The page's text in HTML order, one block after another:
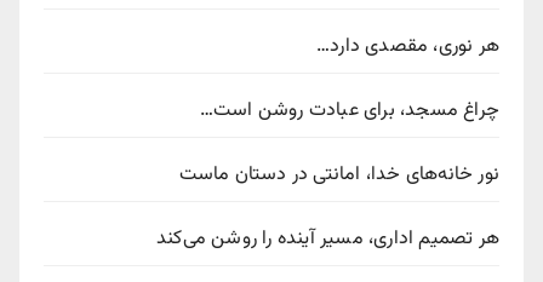
هر نوری، مقصدی دارد…
چراغ مسجد، برای عبادت روشن است…
نور خانه‌های خدا، امانتی در دستان ماست
هر تصمیم اداری، مسیر آینده را روشن می‌کند